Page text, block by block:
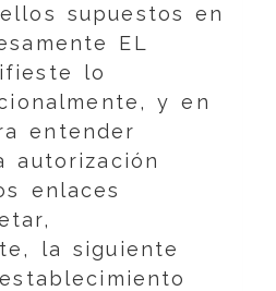
supuestos en
EL
lo
y en
entender
autorización
enlaces
la siguiente